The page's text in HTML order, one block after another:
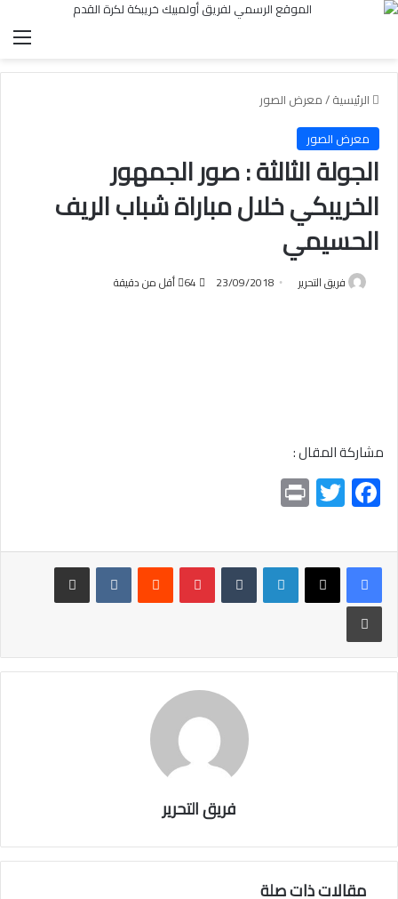
الرئيسية/معرض الصور
معرض الصور
الجولة الثالثة : صور الجمهور
الخريبكي خلال مباراة شباب الريف
الحسيمي
فريق التحرير 23/09/2018 أقل من دقيقة
مشاركة المقال :
F
ac
e
b
o
ok
T
wi
tt
er
t
لينكدإن بينتيريست
مشاركة عبر البريد
طباعة
فريق التحرير
مقالات ذات صلة